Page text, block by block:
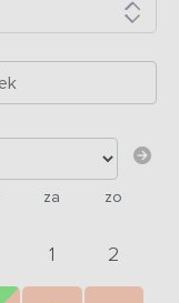
za zo
1 2